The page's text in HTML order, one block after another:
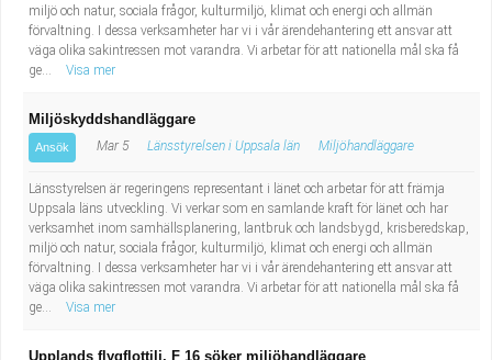
miljö och natur, sociala frågor, kulturmiljö, klimat och energi och allmän
förvaltning. I dessa verksamheter har vi i vår ärendehantering ett ansvar att
väga olika sakintressen mot varandra. Vi arbetar för att nationella mål ska få
ge...
Visa mer
Miljöskyddshandläggare
Ansök Mar 5 Länsstyrelsen i Uppsala län Miljöhandläggare
Länsstyrelsen är regeringens representant i länet och arbetar för att främja
Uppsala läns utveckling. Vi verkar som en samlande kraft för länet och har
verksamhet inom samhällsplanering, lantbruk och landsbygd, krisberedskap,
miljö och natur, sociala frågor, kulturmiljö, klimat och energi och allmän
förvaltning. I dessa verksamheter har vi i vår ärendehantering ett ansvar att
väga olika sakintressen mot varandra. Vi arbetar för att nationella mål ska få
ge...
Visa mer
Upplands flygflottilj, F 16 söker miljöhandläggare